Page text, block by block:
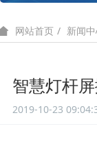
网站首页 新闻
智慧灯杆
2019-10-23